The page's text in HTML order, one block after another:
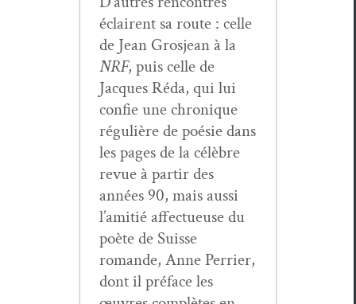
éclairent sa route : celle
de Jean Gros­jean à la
NRF, puis celle de
Jacques Réda, qui lui
con­fie une chronique
régulière de poésie dans
les pages de la célèbre
revue à par­tir des
années 90, mais aus­si
l’amitié affectueuse du
poète de Suisse
romande, Anne Per­ri­er,
dont il pré­face les